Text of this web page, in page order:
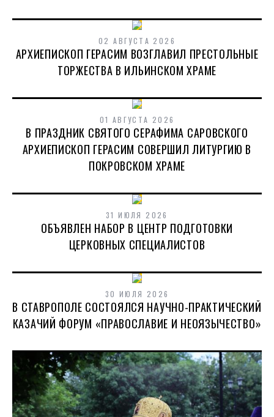
02 АВГУСТА 2026
АРХИЕПИСКОП ГЕРАСИМ ВОЗГЛАВИЛ ПРЕСТОЛЬНЫЕ
ТОРЖЕСТВА В ИЛЬИНСКОМ ХРАМЕ
01 АВГУСТА 2026
В ПРАЗДНИК СВЯТОГО СЕРАФИМА САРОВСКОГО
АРХИЕПИСКОП ГЕРАСИМ СОВЕРШИЛ ЛИТУРГИЮ В
ПОКРОВСКОМ ХРАМЕ
31 ИЮЛЯ 2026
ОБЪЯВЛЕН НАБОР В ЦЕНТР ПОДГОТОВКИ
ЦЕРКОВНЫХ СПЕЦИАЛИСТОВ
30 ИЮЛЯ 2026
В СТАВРОПОЛЕ СОСТОЯЛСЯ НАУЧНО-ПРАКТИЧЕСКИЙ
КАЗАЧИЙ ФОРУМ «ПРАВОСЛАВИЕ И НЕОЯЗЫЧЕСТВО»